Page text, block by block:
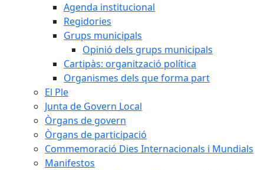
Agenda institucional
Regidories
Grups municipals
Opinió dels grups municipals
Cartipàs: organització política
Organismes dels que forma part
El Ple
Junta de Govern Local
Òrgans de govern
Òrgans de participació
Commemoració Dies Internacionals i Mundials
Manifestos